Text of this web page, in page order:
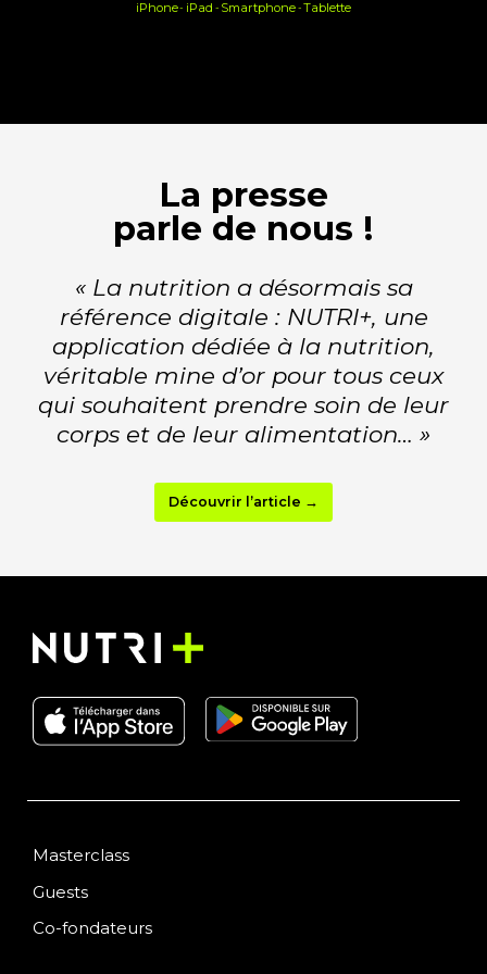
iPhone- iPad - Smartphone-Tablette
La presse
parle de nous !
« La nutrition a désormais sa
référence digitale : NUTRI+, une
application dédiée à la nutrition,
véritable mine d’or pour tous ceux
qui souhaitent prendre soin de leur
corps et de leur alimentation… »
Découvrir l’article →
Masterclass
Guests
Co-fondateurs